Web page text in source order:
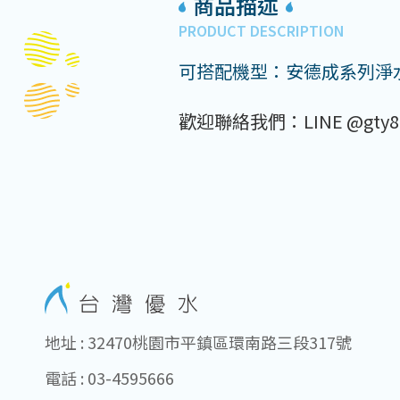
PRODUCT DESCRIPTION
可搭配機型：安德成系列淨
歡迎聯絡我們：LINE
地址 : 32470桃園市平鎮區環南路三段317號
電話 : 03-4595666